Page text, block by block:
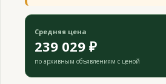
Средняя цена
239 029 ₽
по архивным объявлениям с ценой